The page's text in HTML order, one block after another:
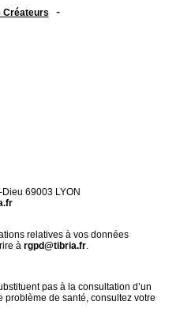
Créateurs -
69003 LYON
relatives à vos données
à rgpd@tibria.fr.
pas à la consultation d’un
problème de santé, consultez votre